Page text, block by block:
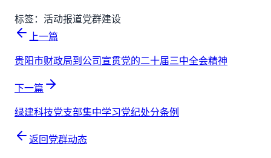
标签： 活动报道党群建设
上一篇
贵阳市财政局到公司宣贯党的二十届三中全会精神
下一篇
绿建科技党支部集中学习党纪处分条例
返回党群动态